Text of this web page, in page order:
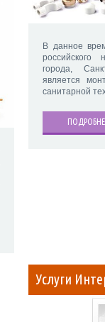
В данное
российского
города,
является
санитарной
Услуги